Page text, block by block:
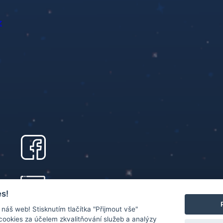
web! Stisknutím tlačítka "Přijmout vše"
za účelem zkvalitňování služeb a analýzy